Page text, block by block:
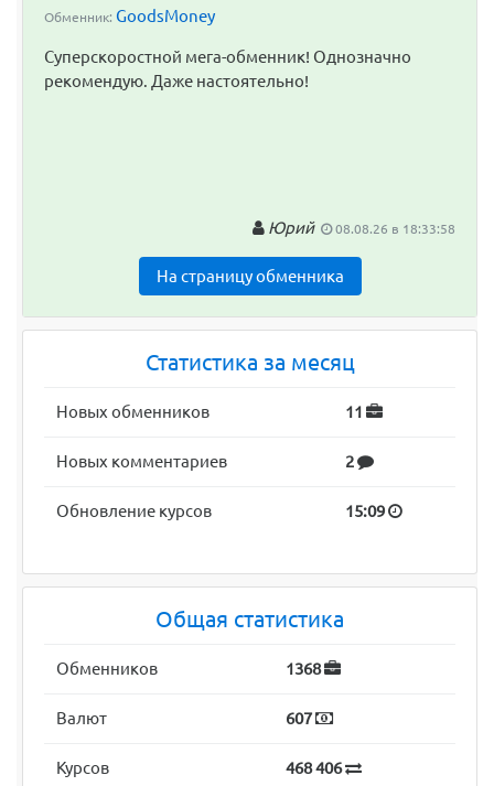
Обменник: GoodsMoney
Суперскоростной мега-обменник! Однозначно
рекомендую. Даже настоятельно!
Юрий 08.08.26 в 18:33:58
На страницу обменника
Статистика за месяц
Новых обменников 11
Новых комментариев 2
Обновление курсов 15:09
Общая статистика
Обменников 1368
Валют 607
Курсов 468 406